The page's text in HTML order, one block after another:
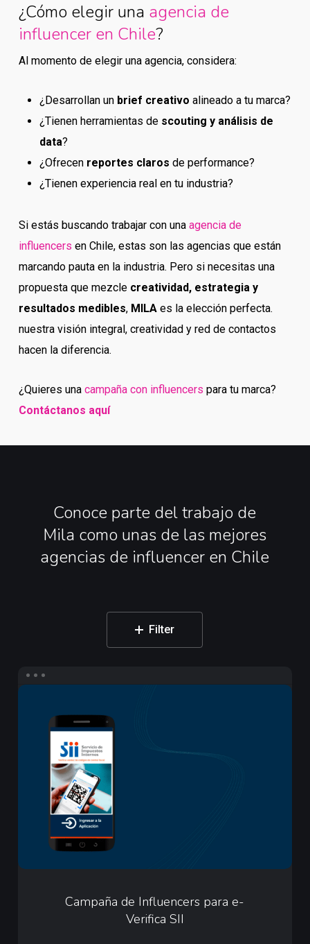
¿Cómo elegir una agencia de
influencer en Chile?
Al momento de elegir una agencia, considera:
¿Desarrollan un brief creativo alineado a tu marca?
¿Tienen herramientas de scouting y análisis de
data?
¿Ofrecen reportes claros de performance?
¿Tienen experiencia real en tu industria?
Si estás buscando trabajar con una agencia de
influencers en Chile, estas son las agencias que están
marcando pauta en la industria. Pero si necesitas una
propuesta que mezcle creatividad, estrategia y
resultados medibles, MILAes la elección perfecta.
nuestra visión integral, creatividad y red de contactos
hacen la diferencia.
¿Quieres una campaña con influencers para tu marca?
Contáctanos aquí
Conoce parte del trabajo de
Mila como unas de las mejores
agencias de influencer en Chile
Filter
Campaña
Influencers
Verifica
de
Influencers
Campaña de Influencers para e-
Verifica SII